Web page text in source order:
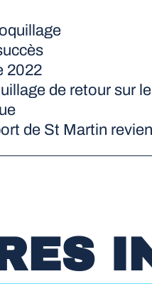
2022
de retour sur
de St Martin